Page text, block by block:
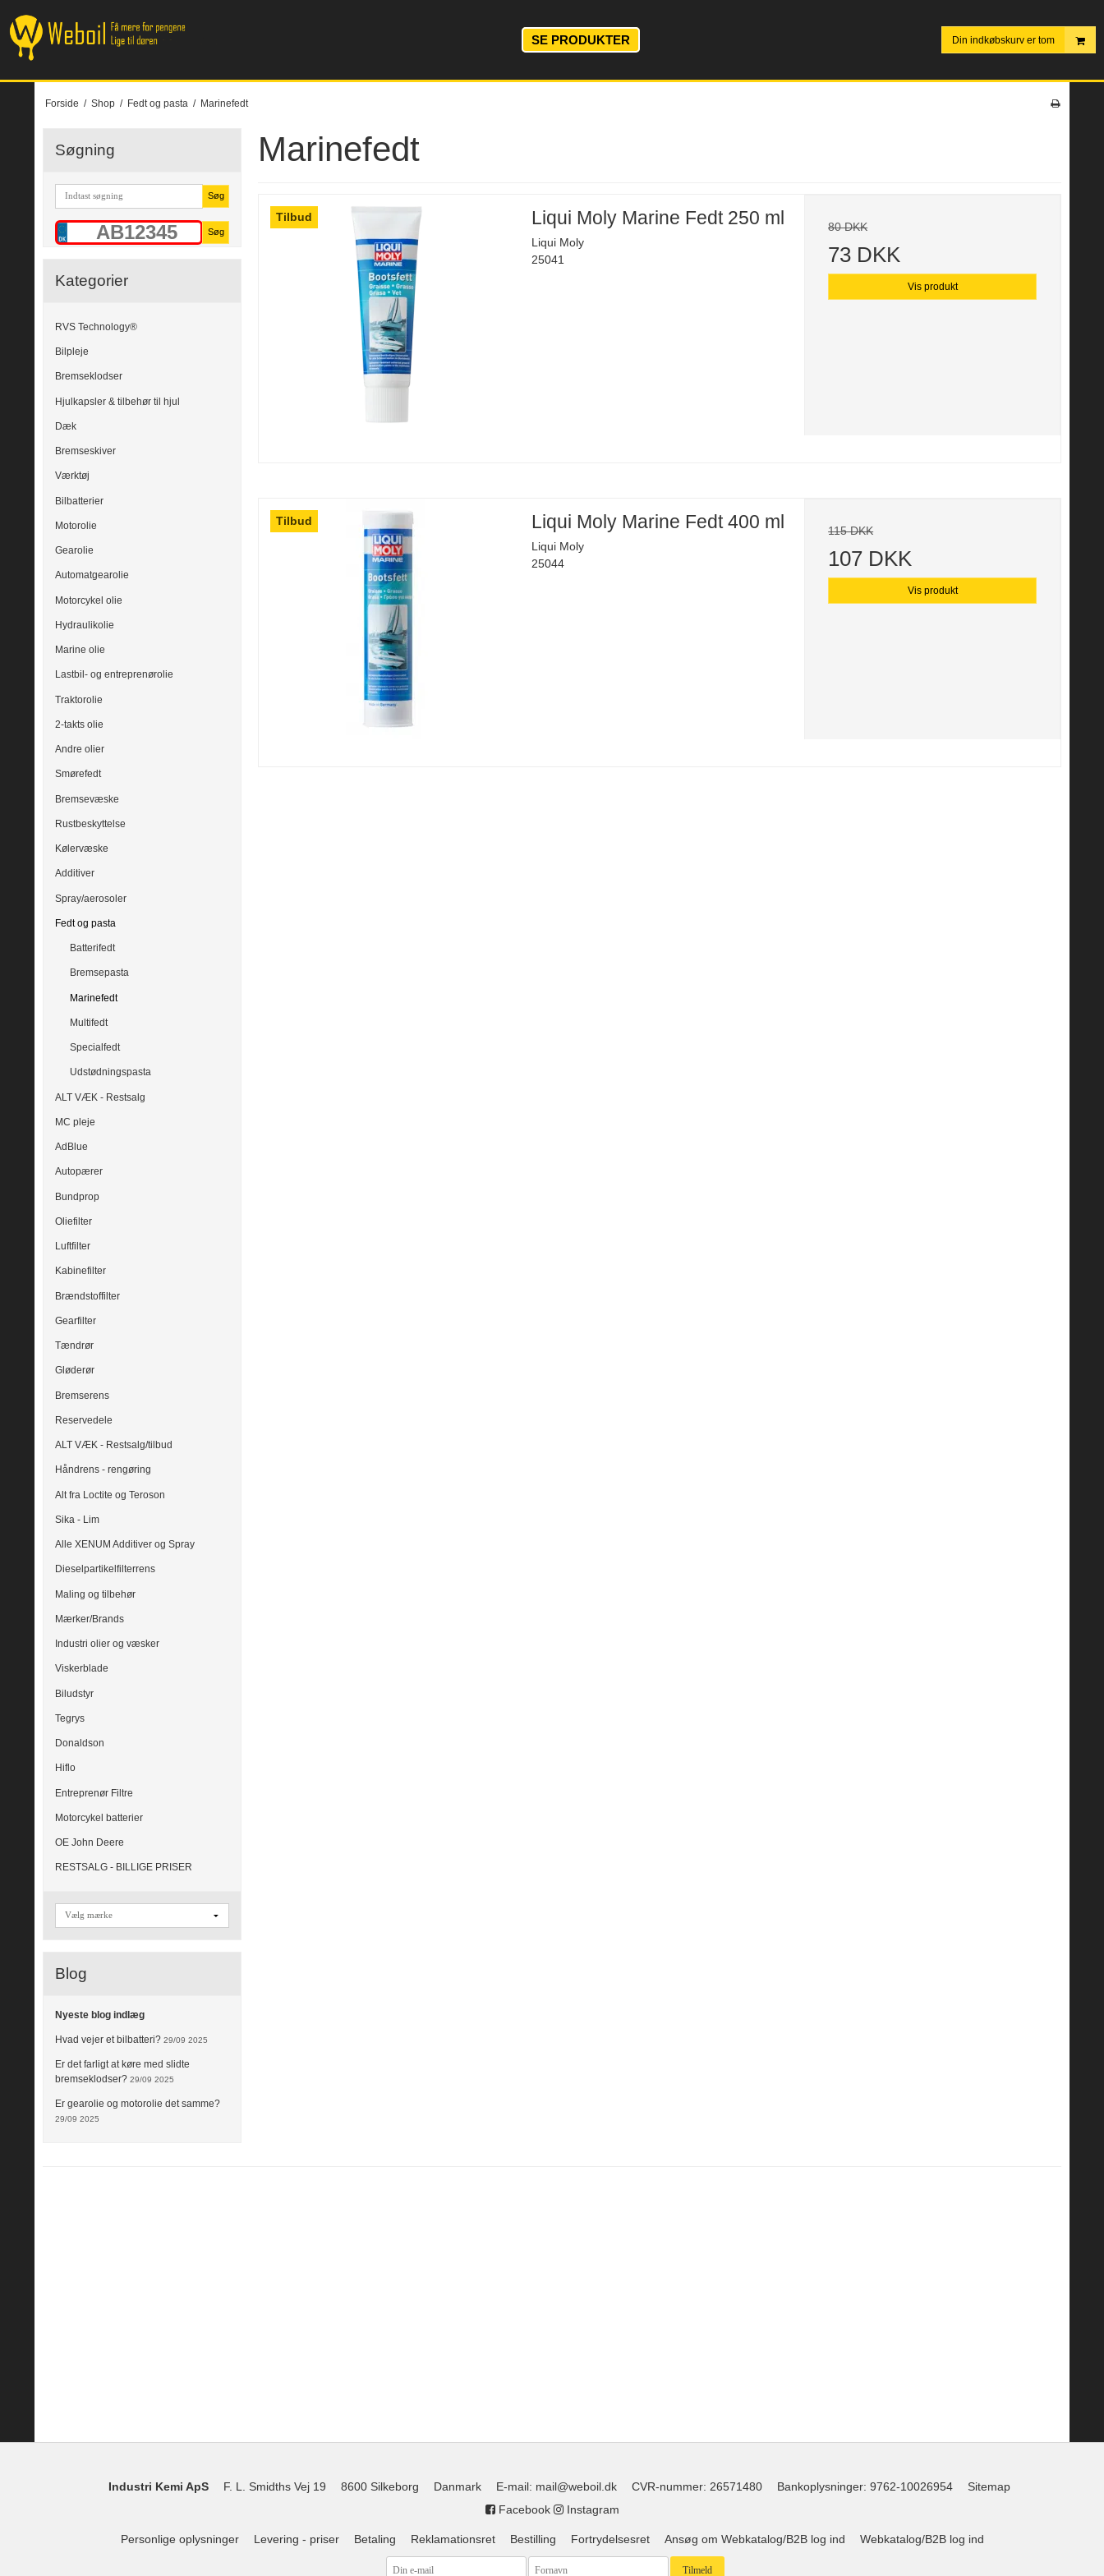
SE PRODUKTER Din indkøbskurv er tom
Forside / Shop / Fedt og pasta / Marinefedt
Søgning
Søg
Søg
Kategorier
RVS Technology®
Bilpleje
Bremseklodser
Hjulkapsler & tilbehør til hjul
Dæk
Bremseskiver
Værktøj
Bilbatterier
Motorolie
Gearolie
Automatgearolie
Motorcykel olie
Hydraulikolie
Marine olie
Lastbil- og entreprenørolie
Traktorolie
2-takts olie
Andre olier
Smørefedt
Bremsevæske
Rustbeskyttelse
Kølervæske
Additiver
Spray/aerosoler
Fedt og pasta
Batterifedt
Bremsepasta
Marinefedt
Multifedt
Specialfedt
Udstødningspasta
ALT VÆK - Restsalg
MC pleje
AdBlue
Autopærer
Bundprop
Oliefilter
Luftfilter
Kabinefilter
Brændstoffilter
Gearfilter
Tændrør
Gløderør
Bremserens
Reservedele
ALT VÆK - Restsalg/tilbud
Håndrens - rengøring
Alt fra Loctite og Teroson
Sika - Lim
Alle XENUM Additiver og Spray
Dieselpartikelfilterrens
Maling og tilbehør
Mærker/Brands
Industri olier og væsker
Viskerblade
Biludstyr
Tegrys
Donaldson
Hiflo
Entreprenør Filtre
Motorcykel batterier
OE John Deere
RESTSALG - BILLIGE PRISER
Blog
Nyeste blog indlæg
Hvad vejer et bilbatteri? 29/09 2025
Er det farligt at køre med slidte
bremseklodser? 29/09 2025
Er gearolie og motorolie det samme?
29/09 2025
Marinefedt
Tilbud Liqui Moly Marine Fedt 250 ml
Liqui Moly
25041
80 DKK
73 DKK
Vis produkt
Tilbud Liqui Moly Marine Fedt 400 ml
Liqui Moly
25044
115 DKK
107 DKK
Vis produkt
Industri Kemi ApS F. L. Smidths Vej 19 8600 Silkeborg Danmark E-mail: mail@weboil.dk CVR-nummer: 26571480 Bankoplysninger: 9762-10026954
Sitemap
Facebook
Instagram
Personlige oplysninger Levering - priser Betaling Reklamationsret Bestilling Fortrydelsesret Ansøg om Webkatalog/B2B log ind Webkatalog/B2B log ind